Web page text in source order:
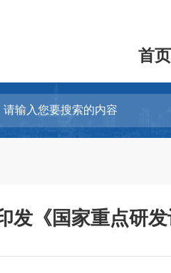
首页
发《国家重点研